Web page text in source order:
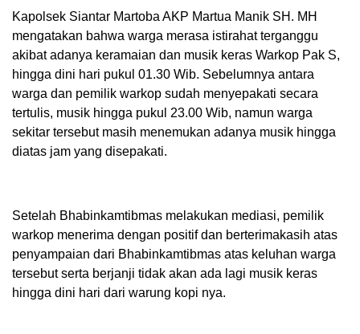
Kapolsek Siantar Martoba AKP Martua Manik SH. MH
mengatakan bahwa warga merasa istirahat terganggu
akibat adanya keramaian dan musik keras Warkop Pak S,
hingga dini hari pukul 01.30 Wib. Sebelumnya antara
warga dan pemilik warkop sudah menyepakati secara
tertulis, musik hingga pukul 23.00 Wib, namun warga
sekitar tersebut masih menemukan adanya musik hingga
diatas jam yang disepakati.
Setelah Bhabinkamtibmas melakukan mediasi, pemilik
warkop menerima dengan positif dan berterimakasih atas
penyampaian dari Bhabinkamtibmas atas keluhan warga
tersebut serta berjanji tidak akan ada lagi musik keras
hingga dini hari dari warung kopi nya.